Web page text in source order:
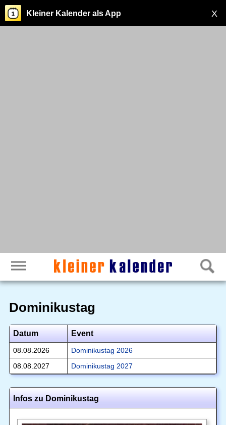
X
Kleiner Kalender als App
Dominikustag
Datum Event
08.08.2026
Dominikustag 2026
08.08.2027
Dominikustag 2027
Infos zu Dominikustag